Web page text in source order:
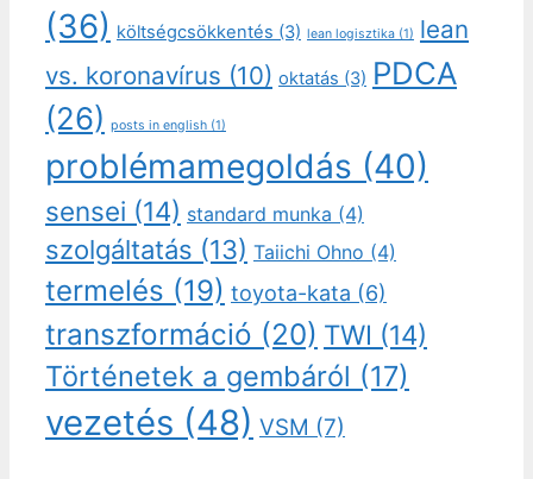
(36) költségcsökkentés (3) lean logisztika (1) lean
vs. koronavírus (10) oktatás (3) PDCA
(26) posts in english (1)
problémamegoldás (40)
sensei (14) standard munka (4)
szolgáltatás (13) Taiichi Ohno (4)
termelés (19) toyota-kata (6)
transzformáció (20) TWI (14)
Történetek a gembáról (17)
vezetés (48) VSM (7)